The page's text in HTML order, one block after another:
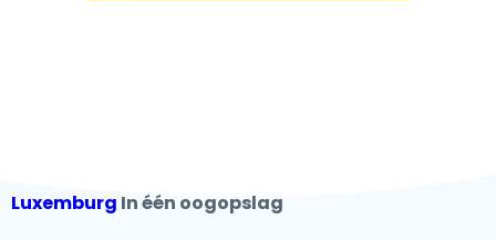
Luxemburg In één oogopslag